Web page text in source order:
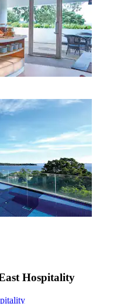
Hospitality